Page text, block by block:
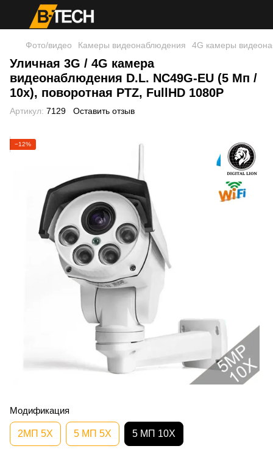
Фото/видео Камеры видеонаблюдения 4G камеры
Уличная 3G / 4G камера
видеонаблюдения D.L. NC49G-EU (5 Мп /
10x), поворотная PTZ, FullHD 1080P
Артикул: 7129 Оставить отзыв
−12%
Модификация
2МП 5Х 5 МП 5Х 5 МП 10Х